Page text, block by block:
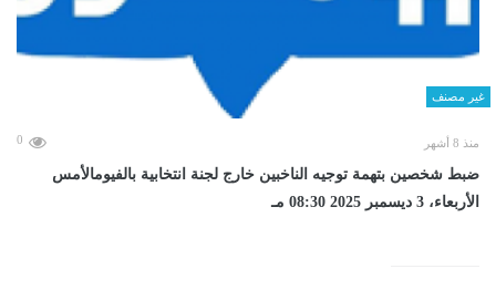
غير مصنف
منذ 8 أشهر 0
ضبط شخصين بتهمة توجيه الناخبين خارج لجنة انتخابية بالفيومالأمس
الأربعاء، 3 ديسمبر 2025 08:30 مـ